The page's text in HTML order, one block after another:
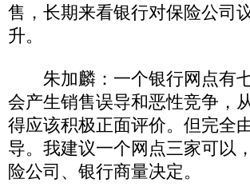
售，长期来看银行对保险公司
升。
朱加麟：一个银行网点有七
会产生销售误导和恶性竞争，
得应该积极正面评价。但完全
导。我建议一个网点三家可以
险公司、银行商量决定。